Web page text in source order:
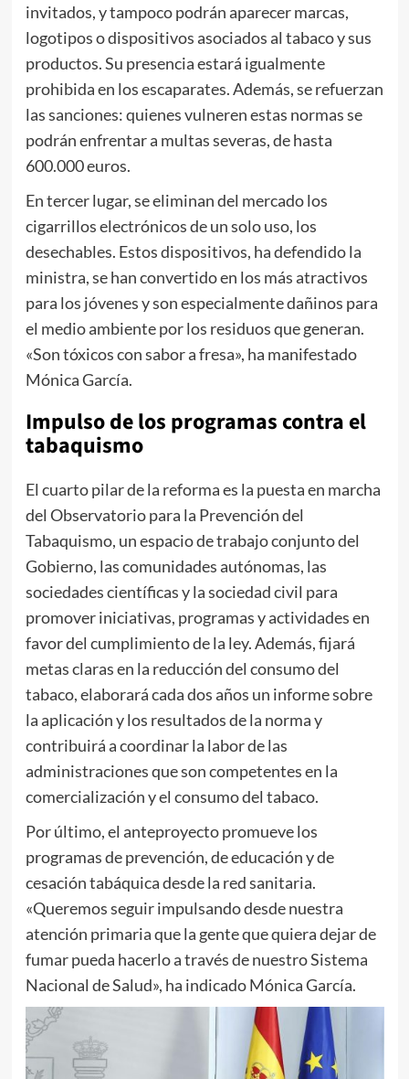
invitados, y tampoco podrán aparecer marcas,
logotipos o dispositivos asociados al tabaco y sus
productos. Su presencia estará igualmente
prohibida en los escaparates. Además, se refuerzan
las sanciones: quienes vulneren estas normas se
podrán enfrentar a multas severas, de hasta
600.000 euros.
En tercer lugar, se eliminan del mercado los
cigarrillos electrónicos de un solo uso, los
desechables. Estos dispositivos, ha defendido la
ministra, se han convertido en los más atractivos
para los jóvenes y son especialmente dañinos para
el medio ambiente por los residuos que generan.
«Son tóxicos con sabor a fresa», ha manifestado
Mónica García.
Impulso de los programas contra el
tabaquismo
El cuarto pilar de la reforma es la puesta en marcha
del Observatorio para la Prevención del
Tabaquismo, un espacio de trabajo conjunto del
Gobierno, las comunidades autónomas, las
sociedades científicas y la sociedad civil para
promover iniciativas, programas y actividades en
favor del cumplimiento de la ley. Además, fijará
metas claras en la reducción del consumo del
tabaco, elaborará cada dos años un informe sobre
la aplicación y los resultados de la norma y
contribuirá a coordinar la labor de las
administraciones que son competentes en la
comercialización y el consumo del tabaco.
Por último, el anteproyecto promueve los
programas de prevención, de educación y de
cesación tabáquica desde la red sanitaria.
«Queremos seguir impulsando desde nuestra
atención primaria que la gente que quiera dejar de
fumar pueda hacerlo a través de nuestro Sistema
Nacional de Salud», ha indicado Mónica García.